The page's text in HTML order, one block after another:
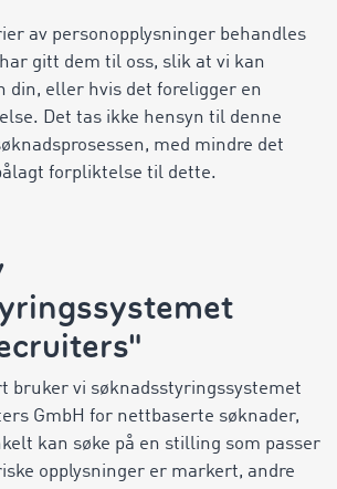
av personopplysninger behandles
gitt dem til oss, slik at vi kan
din, eller hvis det foreligger en
Det tas ikke hensyn til denne
med mindre det
forpliktelse til dette.
bruker vi søknadsstyringssystemet
GmbH for nettbaserte søknader,
kan søke på en stilling som passer
opplysninger er markert, andre